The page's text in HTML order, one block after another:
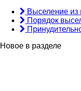
Выселение из
Порядок
Новое в разделе